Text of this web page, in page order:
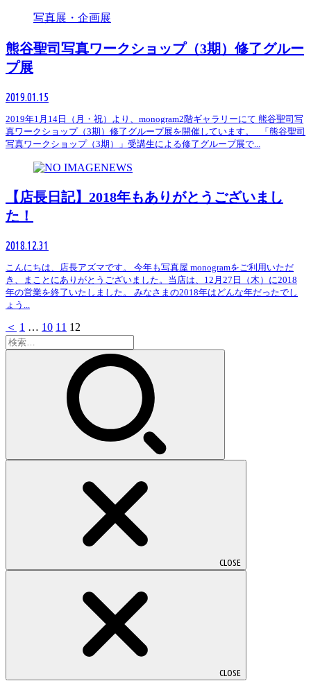
写真展・企画展
熊谷聖司写真ワークショップ（3期）修了グルー
プ展
2019.01.15
2019年1月14日（月・祝）より、monogram2階ギャラリーにて 熊谷聖司写
真ワークショップ（3期）修了グループ展を開催しています。 「熊谷聖司
写真ワークショップ（3期）」受講生による修了グループ展で...
NEWS
【店長日記】2018年もありがとうございまし
た！
2018.12.31
こんにちは、店長アズマです。 今年も写真屋 monogramをご利用いただ
き、まことにありがとうございました。当店は、12月27日（木）に2018
年の営業を終了いたしました。 みなさまの2018年はどんな年だったでし
ょう...
＜ 1 … 10 11 12
検
索:
CLOSE
CLOSE